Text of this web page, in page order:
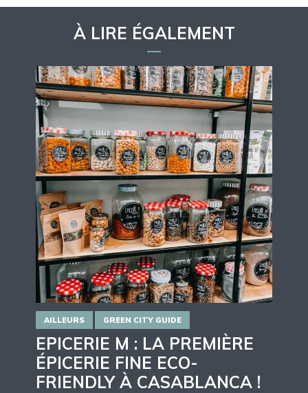
À LIRE ÉGALEMENT
AILLEURS GREEN CITY GUIDE
EPICERIE M : LA PREMIÈRE
ÉPICERIE FINE ECO-
FRIENDLY À CASABLANCA !